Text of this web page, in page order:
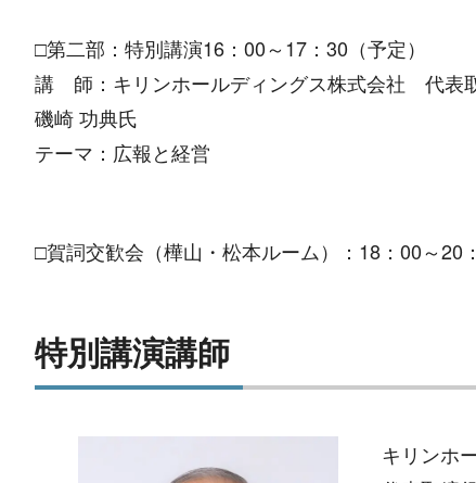
□第二部：特別講演16：00～17：30（予定）
講 師：キリンホールディングス株式会社 代表
磯崎 功典氏
テーマ：広報と経営
□賀詞交歓会（樺山・松本ルーム）：18：00～20
特別講演講師
キリンホ